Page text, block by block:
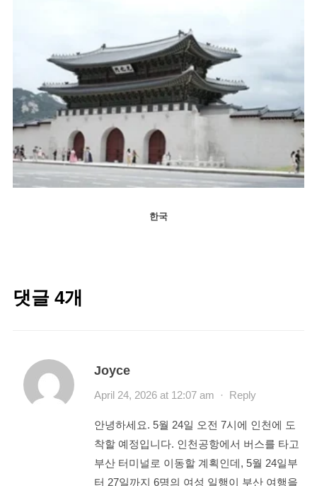
한국
댓글 4개
Joyce
April 24, 2026 at 12:07 am · Reply
안녕하세요. 5월 24일 오전 7시에 인천에 도
착할 예정입니다. 인천공항에서 버스를 타고
부산 터미널로 이동할 계획인데, 5월 24일부
터 27일까지 6명의 여성 일행이 부산 여행을